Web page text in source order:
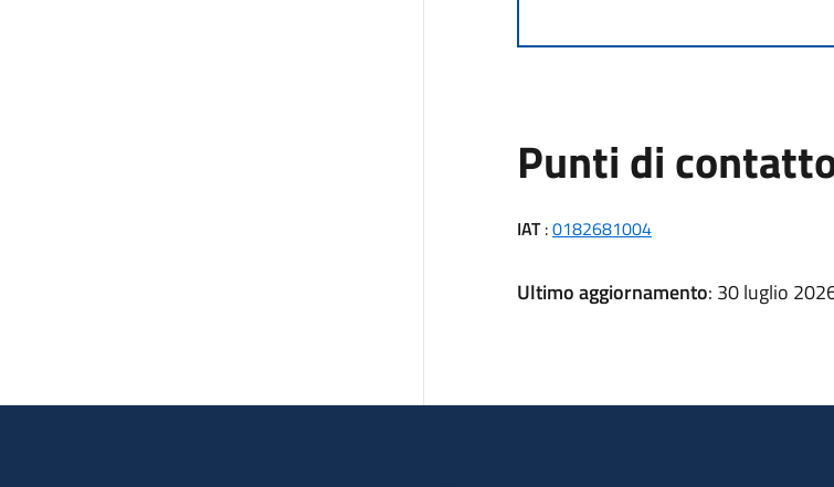
Punti di
IAT:0182681004
Ultimo aggiornamento: 30 luglio